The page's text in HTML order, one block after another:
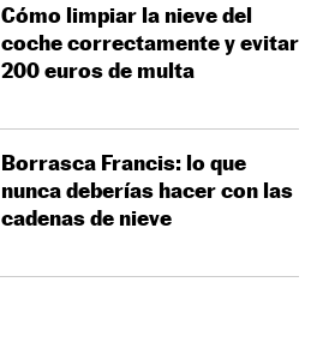
Cómo limpiar la nieve del
coche correctamente y evitar
200 euros de multa
Borrasca Francis: lo que
nunca deberías hacer con las
cadenas de nieve